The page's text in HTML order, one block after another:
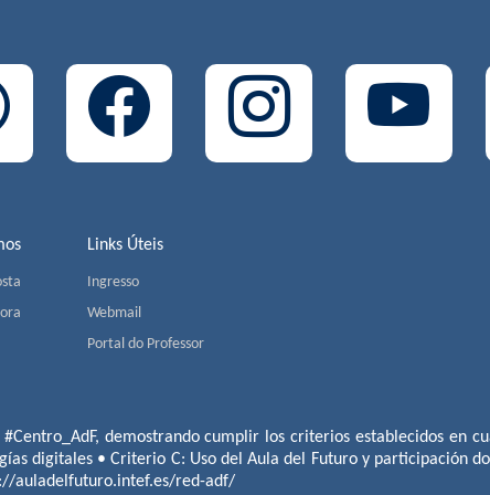
Links Úteis
Ingresso
Webmail
Portal do Professor
demostrando cumplir los criterios establecidos en
digitales • Criterio C: Uso del Aula del Futuro y participación
auladelfuturo.intef.es/red-adf/